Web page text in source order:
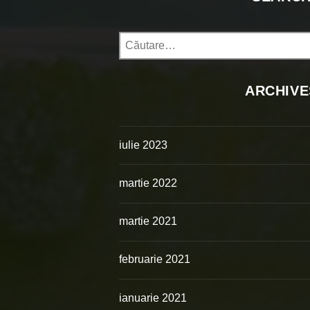
Caută
după:
iulie 2023
martie 2022
martie 2021
februarie 2021
ianuarie 2021